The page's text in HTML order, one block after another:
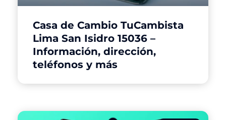
Casa de Cambio TuCambista
Lima San Isidro 15036 –
Información, dirección,
teléfonos y más